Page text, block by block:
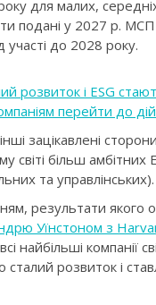
для малих,
подані у 2027 р.
участі до 2028 року.
розвиток і ESG
перейти до
зацікавлені
світі більш амбітних
та управлінських).
результати
Уїнстоном з
найбільші компанії
розвиток і